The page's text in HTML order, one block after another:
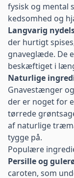
fysisk og mental
kedsomhed og
Langvarig
der hurtigt
gnaveglæde. De
beskæftiget i
Naturlige
Gnavestænger
der er noget for
tørrede
af naturlige
tygge på.
Populære
Persille og
caroten, som